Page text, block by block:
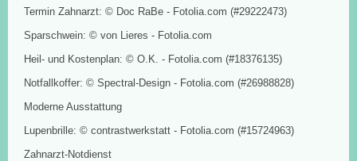
Termin Zahnarzt: © Doc RaBe - Fotolia.com (#29222473)
Sparschwein: © von Lieres - Fotolia.com
Heil- und Kostenplan: © O.K. - Fotolia.com (#18376135)
Notfallkoffer: © Spectral-Design - Fotolia.com (#26988828)
Moderne Ausstattung
Lupenbrille: © contrastwerkstatt - Fotolia.com (#15724963)
Zahnarzt-Notdienst